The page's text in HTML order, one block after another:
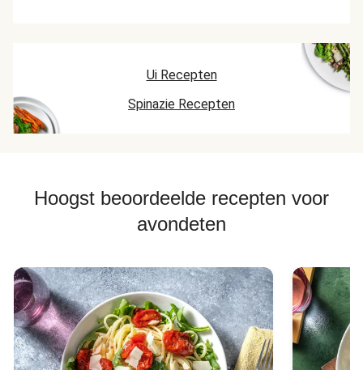
Ui Recepten
Spinazie Recepten
Hoogst beoordeelde recepten voor
avondeten